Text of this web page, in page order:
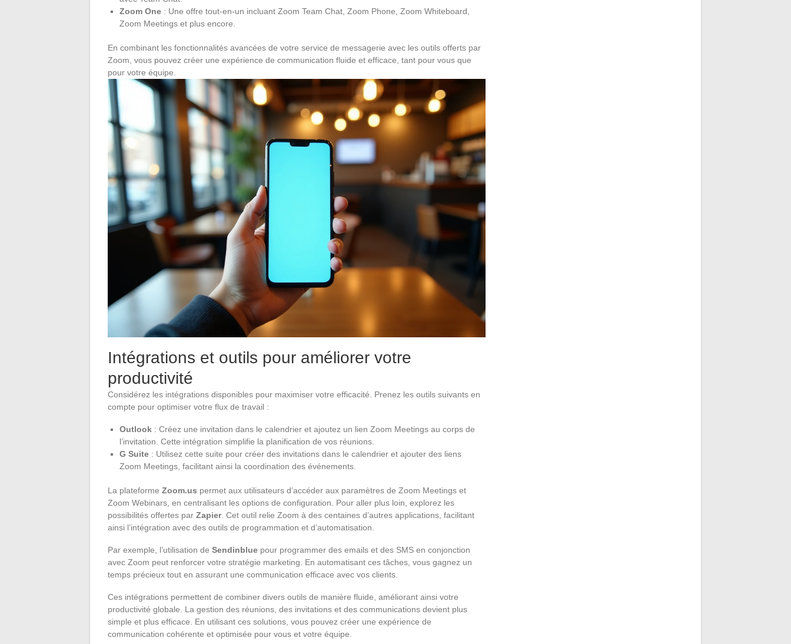
Zoom One : Une offre tout-en-un incluant Zoom Team Chat, Zoom Phone, Zoom Whiteboard,
Zoom Meetings et plus encore.
En combinant les fonctionnalités avancées de votre service de messagerie avec les outils offerts par
Zoom, vous pouvez créer une expérience de communication fluide et efficace, tant pour vous que
pour votre équipe.
Intégrations et outils pour améliorer votre
productivité
Considérez les intégrations disponibles pour maximiser votre efficacité. Prenez les outils suivants en
compte pour optimiser votre flux de travail :
Outlook : Créez une invitation dans le calendrier et ajoutez un lien Zoom Meetings au corps de
l’invitation. Cette intégration simplifie la planification de vos réunions.
G Suite : Utilisez cette suite pour créer des invitations dans le calendrier et ajouter des liens
Zoom Meetings, facilitant ainsi la coordination des événements.
La plateforme Zoom.us permet aux utilisateurs d’accéder aux paramètres de Zoom Meetings et
Zoom Webinars, en centralisant les options de configuration. Pour aller plus loin, explorez les
possibilités offertes par Zapier. Cet outil relie Zoom à des centaines d’autres applications, facilitant
ainsi l’intégration avec des outils de programmation et d’automatisation.
Par exemple, l’utilisation de Sendinblue pour programmer des emails et des SMS en conjonction
avec Zoom peut renforcer votre stratégie marketing. En automatisant ces tâches, vous gagnez un
temps précieux tout en assurant une communication efficace avec vos clients.
Ces intégrations permettent de combiner divers outils de manière fluide, améliorant ainsi votre
productivité globale. La gestion des réunions, des invitations et des communications devient plus
simple et plus efficace. En utilisant ces solutions, vous pouvez créer une expérience de
communication cohérente et optimisée pour vous et votre équipe.